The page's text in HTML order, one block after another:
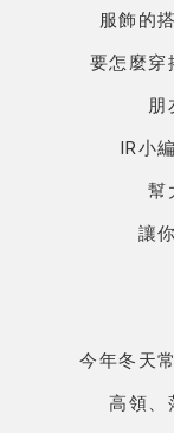
服飾的
要怎麼穿
朋
IR小
幫
讓
今年冬天
高領、